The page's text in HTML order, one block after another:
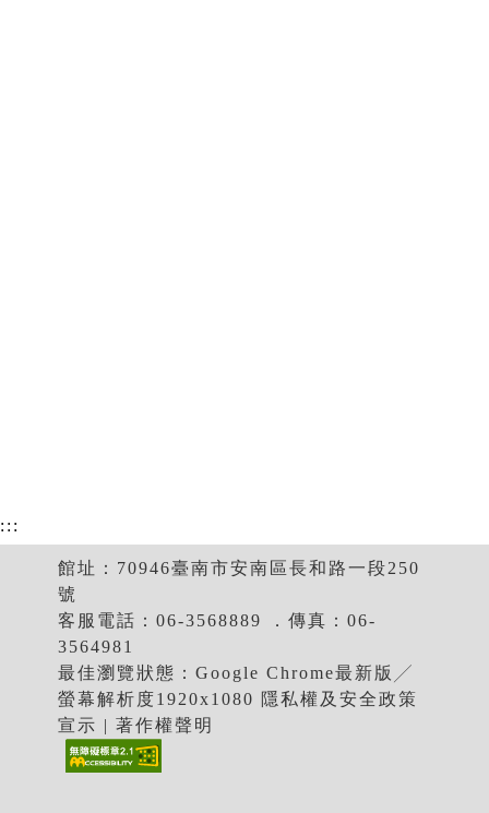
:::
館址：70946臺南市安南區長和路一段250
號
客服電話：06-3568889 ．傳真：06-
3564981
最佳瀏覽狀態：Google Chrome最新版╱
螢幕解析度1920x1080 隱私權及安全政策
宣示 | 著作權聲明